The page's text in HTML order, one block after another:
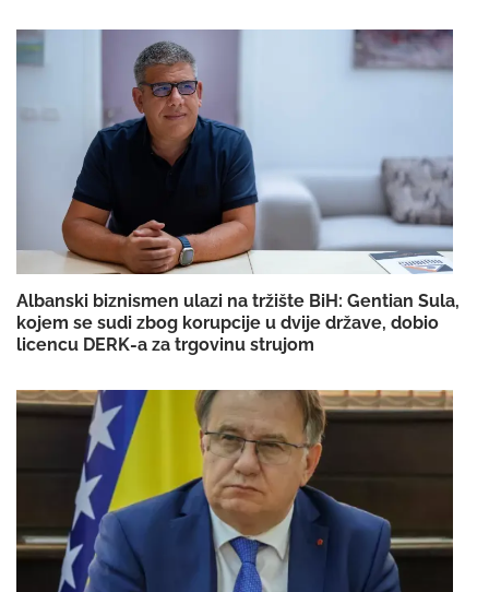
Albanski biznismen ulazi na tržište BiH: Gentian Sula,
kojem se sudi zbog korupcije u dvije države, dobio
licencu DERK-a za trgovinu strujom